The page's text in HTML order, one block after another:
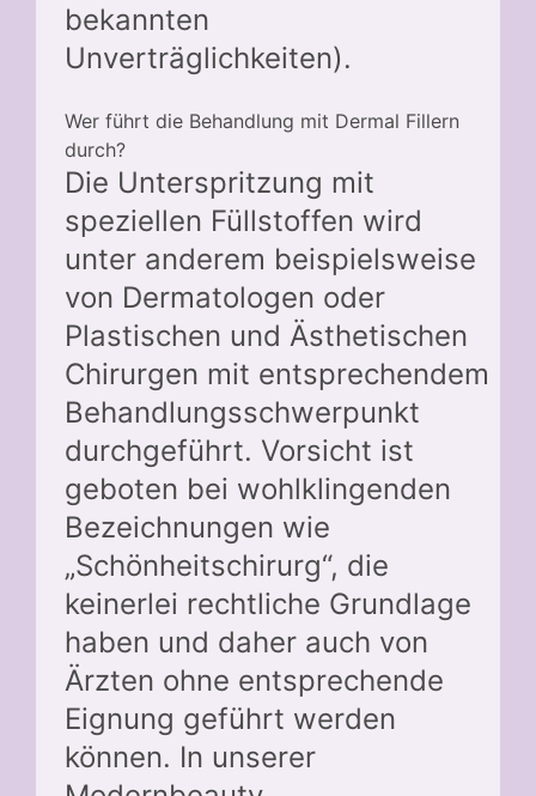
bekannten
Unverträglichkeiten).
Wer führt die Behandlung mit Dermal Fillern
durch?
Die Unterspritzung mit
speziellen Füllstoffen wird
unter anderem beispielsweise
von Dermatologen oder
Plastischen und Ästhetischen
Chirurgen mit entsprechendem
Behandlungsschwerpunkt
durchgeführt. Vorsicht ist
geboten bei wohlklingenden
Bezeichnungen wie
„Schönheitschirurg“, die
keinerlei rechtliche Grundlage
haben und daher auch von
Ärzten ohne entsprechende
Eignung geführt werden
können. In unserer